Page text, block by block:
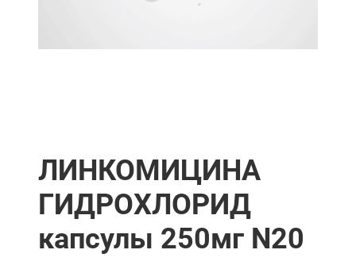
ЛИНКОМИЦИНА
ГИДРОХЛОРИД
капсулы 250мг N20